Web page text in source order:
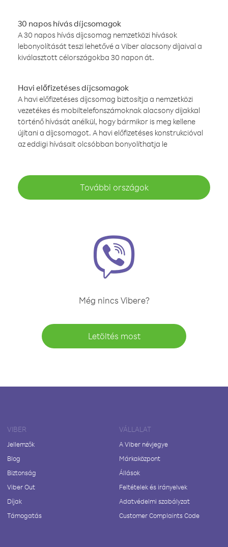
30 napos hívás díjcsomagok
A 30 napos hívás díjcsomag nemzetközi hívások
lebonyolítását teszi lehetővé a Viber alacsony díjaival a
kiválasztott célországokba 30 napon át.
Havi előfizetéses díjcsomagok
A havi előfizetéses díjcsomag biztosítja a nemzetközi
vezetékes és mobiltelefonszámoknak alacsony díjakkal
történő hívását anélkül, hogy bármikor is meg kellene
újítani a díjcsomagot. A havi előfizetéses konstrukcióval
az eddigi hívásait olcsóbban bonyolíthatja le
További országok
Még nincs Vibere?
Letöltés most
VIBER
Jellemzők
Blog
Biztonság
Viber Out
Díjak
Támogatás
VÁLLALAT
A Viber névjegye
Márkaközpont
Állások
Feltételek és irányelvek
Adatvédelmi szabályzat
Customer Complaints Code